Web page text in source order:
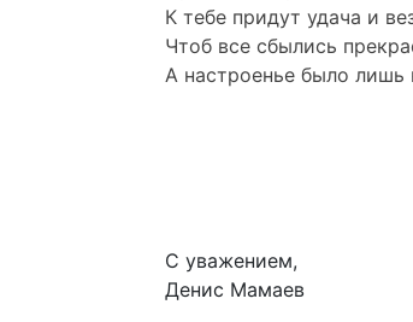
К тебе придут удача и
Чтоб все сбылись
А настроенье было лишь
С уважением,
Денис Мамаев